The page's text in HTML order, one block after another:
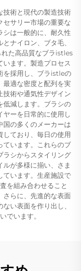
技術と現代の製造技術
セサリー市場の重要な
シは一般的に、耐久性
ナイロン、ブタ毛、
れた高品質なブラistles
ます。製造プロセス
を採用し、ブラistleの
最適な密度と配列を実
技術や通気性デザイン
低減します。ブラシの
ーを日常的に使用し
国の多くのメーカーは
しており、毎日の使用
ています。これらのブ
ラシからスタイリング
が多様に揃い、さま
ています。生産施設で
を組み合わせること
さらに、先進的な表面
い表面を作り出し、
でいます。